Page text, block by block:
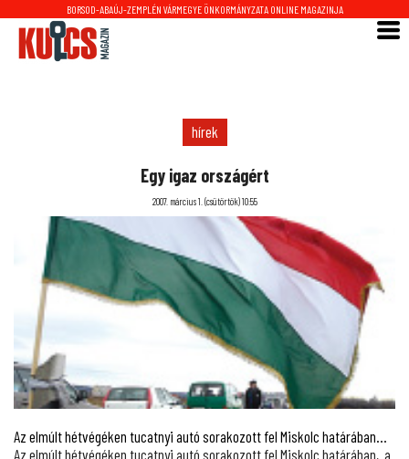
BORSOD-ABAÚJ-ZEMPLÉN VÁRMEGYE ÖNKORMÁNYZATA ONLINE MAGAZINJA
hírek
Egy igaz országért
2007. március 1. (csütörtök) 10:55
Az elmúlt hétvégéken tucatnyi autó sorakozott fel Miskolc határában...
Az elmúlt hétvégéken tucatnyi autó sorakozott fel Miskolc határában, a